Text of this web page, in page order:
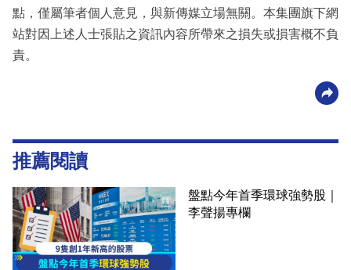
點，僅屬筆者個人意見，與新傳媒立場無關。本集團旗下網
站對因上述人士張貼之資訊內容所帶來之損失或損害概不負
責。
推薦閱讀
盤點今年首季環球強勢股｜
李聲揚專欄